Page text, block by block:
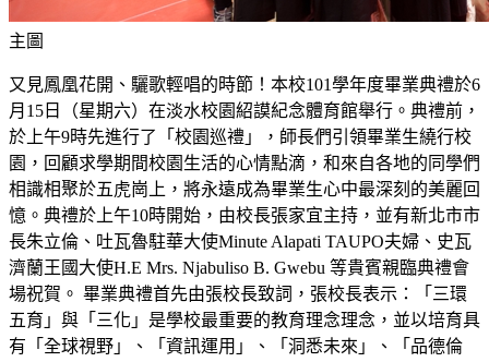
主圖
又見鳳凰花開、驪歌輕唱的時節！本校101學年度畢業典禮於6
月15日（星期六）在淡水校園紹謨紀念體育館舉行。典禮前，
於上午9時先進行了「校園巡禮」，師長們引領畢業生繞行校
園，回顧求學期間校園生活的心情點滴，和來自各地的同學們
相識相聚於五虎崗上，將永遠成為畢業生心中最深刻的美麗回
憶。典禮於上午10時開始，由校長張家宜主持，並有新北市市
長朱立倫、吐瓦魯駐華大使Minute Alapati TAUPO夫婦、史瓦
濟蘭王國大使H.E Mrs. Njabuliso B. Gwebu 等貴賓親臨典禮會
場祝賀。 畢業典禮首先由張校長致詞，張校長表示：「三環
五育」與「三化」是學校最重要的教育理念理念，並以培育具
有「全球視野」、「資訊運用」、「洞悉未來」、「品德倫